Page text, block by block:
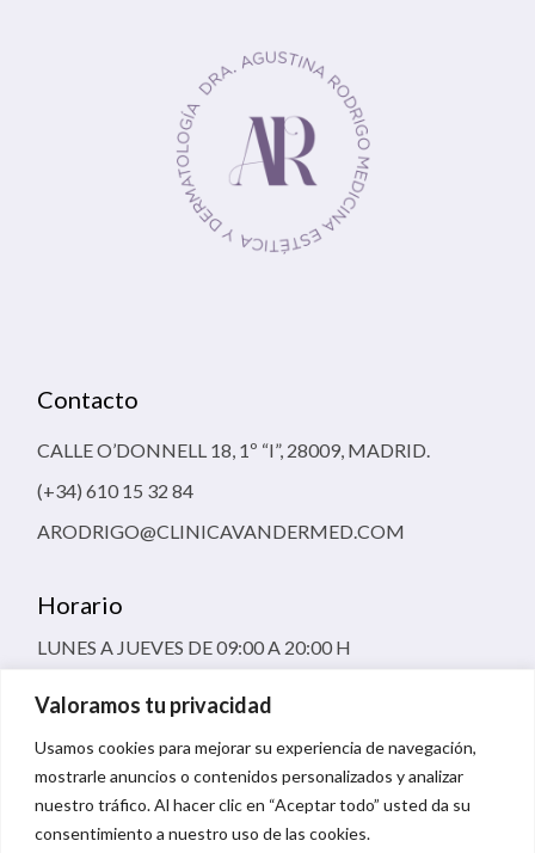
Valoramos tu privacidad
Usamos cookies para mejorar su experiencia de navegación,
mostrarle anuncios o contenidos personalizados y analizar
nuestro tráfico. Al hacer clic en “Aceptar todo” usted da su
consentimiento a nuestro uso de las cookies.
Contacto
CALLE O’DONNELL 18, 1º “I”, 28009, MADRID.
(+34) 610 15 32 84
ARODRIGO@CLINICAVANDERMED.COM
Horario
LUNES A JUEVES DE 09:00 A 20:00 H